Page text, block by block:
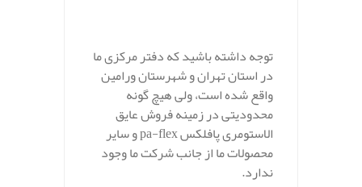
توجه داشته باشید که دفتر مرکزی ما
در استان تهران و شهرستان ورامین
واقع شده است، ولی هیچ گونه
محدودیتی در زمینه فروش عایق
الاستومری پافلکس pa-flex و سایر
محصولات ما از جانب شرکت ما وجود
ندارد.